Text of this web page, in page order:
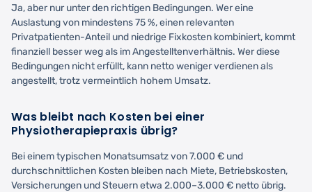
Ja, aber nur unter den richtigen Bedingungen. Wer eine
Auslastung von mindestens 75 %, einen relevanten
Privatpatienten-Anteil und niedrige Fixkosten kombiniert, kommt
finanziell besser weg als im Angestelltenverhältnis. Wer diese
Bedingungen nicht erfüllt, kann netto weniger verdienen als
angestellt, trotz vermeintlich hohem Umsatz.
Was bleibt nach Kosten bei einer
Physiotherapiepraxis übrig?
Bei einem typischen Monatsumsatz von 7.000 € und
durchschnittlichen Kosten bleiben nach Miete, Betriebskosten,
Versicherungen und Steuern etwa 2.000–3.000 € netto übrig.